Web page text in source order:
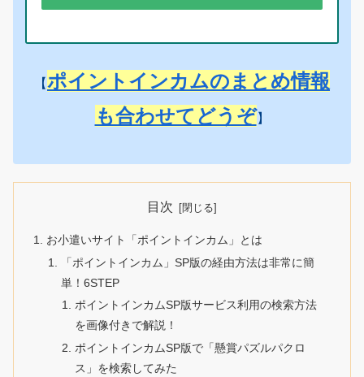
【ポイントインカムのまとめ情報
も合わせてどうぞ 】
目次
お小遣いサイト「ポイントインカム」とは
「ポイントインカム」SP版の経由方法は非常に簡
単！6STEP
ポイントインカムSP版サービス利用の検索方法
を画像付きで解説！
ポイントインカムSP版で「懸賞パズルパクロ
ス」を検索してみた